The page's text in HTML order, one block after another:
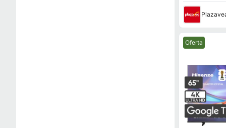
Mejor precio.
Oferta